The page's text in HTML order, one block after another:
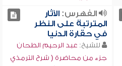
الفهرس:الآثار
المترتبة على النظر
في حقارة الدنيا
للشيخ: عبد الرحيم الطحان
جزء من محاضرة ( شرح الترمذي